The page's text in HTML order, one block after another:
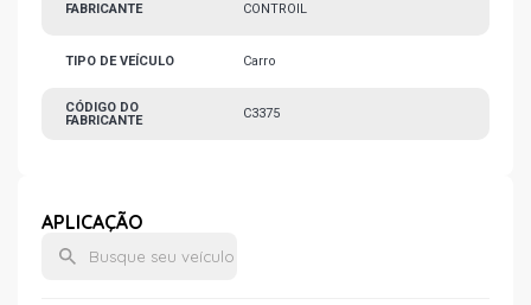
FABRICANTE CONTROIL
TIPO DE VEÍCULO Carro
CÓDIGO DO
FABRICANTE
C3375
APLICAÇÃO